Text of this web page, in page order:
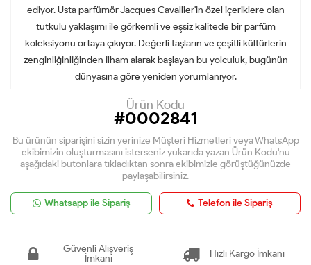
ediyor. Usta parfümör Jacques Cavallier'in özel içeriklere olan
tutkulu yaklaşımı ile görkemli ve eşsiz kalitede bir parfüm
koleksiyonu ortaya çıkıyor. Değerli taşların ve çeşitli kültürlerin
zenginliğinliğinden ilham alarak başlayan bu yolculuk, bugünün
dünyasına göre yeniden yorumlanıyor.
Ürün Kodu
#0002841
Bu ürünün siparişini sizin yerinize Müşteri Hizmetleri veya WhatsApp
ekibimizin oluşturmasını isterseniz yukarıda yazan Ürün Kodu'nu
aşağıdaki butonlara tıkladıktan sonra ekibimizle görüştüğünüzde
paylaşabilirsiniz.
Whatsapp ile Sipariş Telefon ile Sipariş
Güvenli Alışveriş
İmkanı
Hızlı Kargo İmkanı